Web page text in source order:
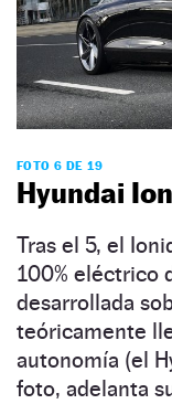
FOTO 6 DE 19
Hyundai
Tras el 5, el
100% eléctrico
desarrollada
teóricamente
autonomía (el
foto, adelanta